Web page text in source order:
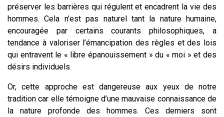
préserver les barrières qui régulent et encadrent la vie des
hommes. Cela n’est pas naturel tant la nature humaine,
encouragée par certains courants philosophiques, a
tendance à valoriser l’émancipation des règles et des lois
qui entravent le « libre épanouissement » du « moi » et des
désirs individuels.
Or, cette approche est dangereuse aux yeux de notre
tradition car elle témoigne d’une mauvaise connaissance de
la nature profonde des hommes. Ces derniers sont